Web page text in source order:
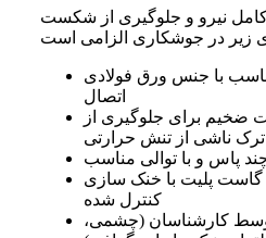
کامل نیرو و جلوگیری از شکست
با جنس ورق فولادی
اتصال
برای جلوگیری از
ترک ناشی از تنش حرارتی
پاس و با توالی مناسب
گاست پلیت با خنک‌ سازی
کنترل‌ شده
کارشناسان (چشمی،